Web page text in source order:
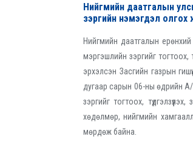
Нийгмийн даатгалын
зэргийн нэмэгдэл
Нийгмийн даатгалын
мэргэшлийн зэргийг тогтоох,
эрхэлсэн Засгийн газрын
дугаар сарын 06-ны өдрийн
зэргийг тогтоох,
хөдөлмөр, нийгмийн
мөрдөж байна.